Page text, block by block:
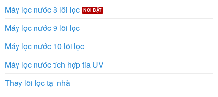
Máy lọc nước 8 lõi lọc
Máy lọc nước 9 lõi lọc
Máy lọc nước 10 lõi lọc
Máy lọc nước tích hợp tia UV
Thay lõi lọc tại nhà